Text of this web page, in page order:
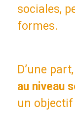
sociales,
formes.
D’une
au niveau
un